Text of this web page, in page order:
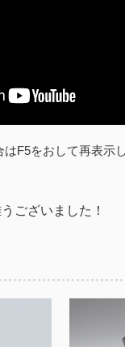
はF5をおして再表示
ございました！